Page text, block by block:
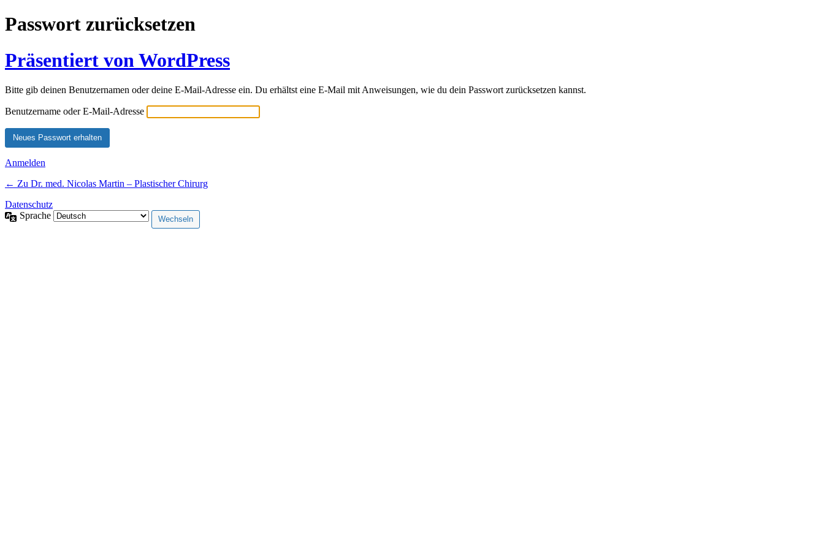
Passwort zurücksetzen
Präsentiert von WordPress
Bitte gib deinen Benutzernamen oder deine E-Mail-Adresse ein. Du erhältst eine E-Mail mit Anweisungen, wie du dein Passwort zurücksetzen kannst.
Benutzername oder E-Mail-Adresse
Anmelden
← Zu Dr. med. Nicolas Martin – Plastischer Chirurg
Datenschutz
Sprache